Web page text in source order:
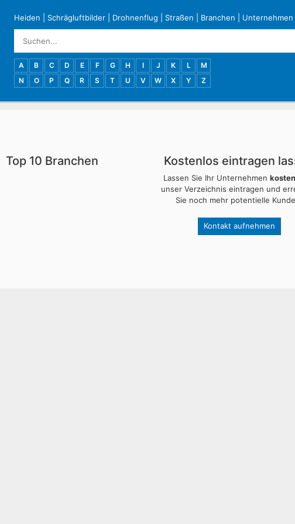
Heiden Schrägluftbilder Drohnenflug Straßen Branchen Unternehmen
A B C D E F G H I J K L
M
N
O P Q R S T U V W X Y Z
Top 10 Branchen Kostenlos eintragen
Lassen Sie Ihr Unternehmen
unser Verzeichnis eintragen und
Sie noch mehr potentielle
Kontakt aufnehmen